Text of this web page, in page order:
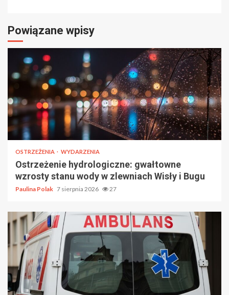
Powiązane wpisy
OSTRZEŻENIA WYDARZENIA
Ostrzeżenie hydrologiczne: gwałtowne
wzrosty stanu wody w zlewniach Wisły i Bugu
Paulina Polak 7 sierpnia 2026 27